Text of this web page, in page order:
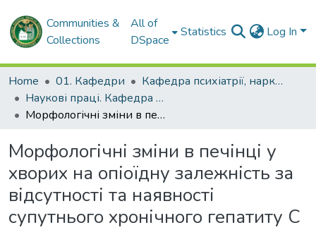
Communities &
Collections
All of
DSpace
Statistics Log In
Home 01. Кафедри
Кафедра психіатрії, наркології, медичної психології та соціальної роботи
Наукові праці. Кафедра психіатрії, наркології, медичної психології та соціальної роботи
Морфологічні зміни в печінці у хворих на опіоїдну залежність за відсутності та наявності супутнього хронічного гепатиту С
Морфологічні зміни в печінці у
хворих на опіоїдну залежність за
відсутності та наявності
супутнього хронічного гепатиту С